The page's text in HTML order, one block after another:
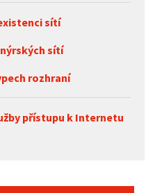
sítí
sítí
rozhraní
přístupu k Internetu